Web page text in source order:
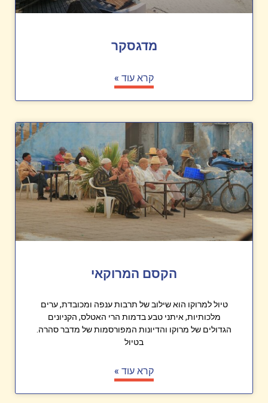
מדגסקר
קרא עוד »
הקסם המרוקאי
טיול למרוקו הוא שילוב של תרבות ענפה ומכובדת, ערים
מלכותיות, איתני טבע בדמות הרי האטלס, הקניונים
הגדולים של מרוקו והדיונות המפורסמות של מדבר סהרה.
בטיול
קרא עוד »